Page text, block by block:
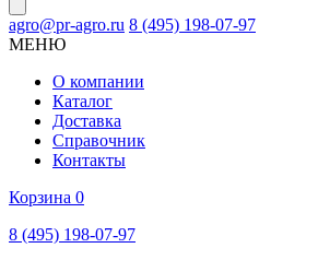
agro@pr-agro.ru 8 (495) 198-07-97
МЕНЮ
О компании
Каталог
Доставка
Справочник
Контакты
Корзина 0
8 (495) 198-07-97